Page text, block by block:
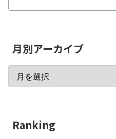
月別アーカイブ
Ranking